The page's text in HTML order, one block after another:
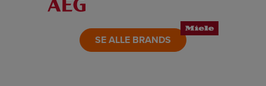
LINK
SE ALLE BRANDS